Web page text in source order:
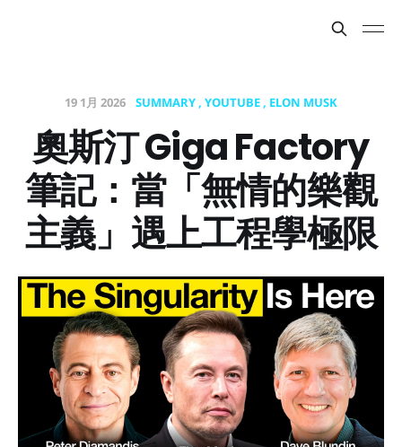
19 1月 2026 SUMMARY YOUTUBE ELON MUSK
奧斯汀 Giga Factory
筆記：當「無情的樂觀
主義」遇上工程學極限